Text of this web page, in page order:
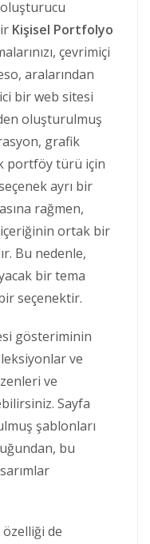
Kişisel Portfolyo
çevrimiçi
aralarından
bir web sitesi
oluşturulmuş
grafik
portföy türü için
ayrı bir
rağmen,
ortak bir
Bu nedenle,
bir tema
seçenektir.
gösteriminin
ve
ve
Sayfa
şablonları
bu
özelliği de